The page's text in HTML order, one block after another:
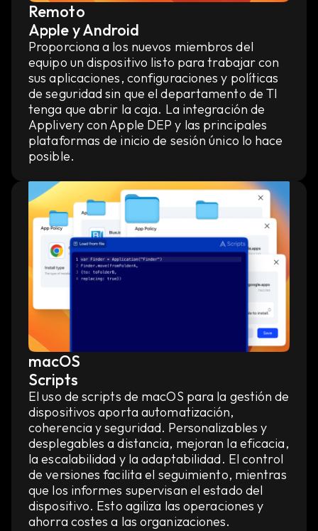
Remoto
Apple y Android
Proporciona a los nuevos miembros del
equipo un dispositivo listo para trabajar con
sus aplicaciones, configuraciones y políticas
de seguridad sin que el departamento de TI
tenga que abrir la caja. La integración de
Applivery con Apple DEP y las principales
plataformas de inicio de sesión único lo hace
posible.
macOS
Scripts
El uso de scripts de macOS para la gestión de
dispositivos aporta automatización,
coherencia y seguridad. Personalizables y
desplegables a distancia, mejoran la eficacia,
la escalabilidad y la adaptabilidad. El control
de versiones facilita el seguimiento, mientras
que los informes supervisan el estado del
dispositivo. Esto agiliza las operaciones y
ahorra costes a las organizaciones.